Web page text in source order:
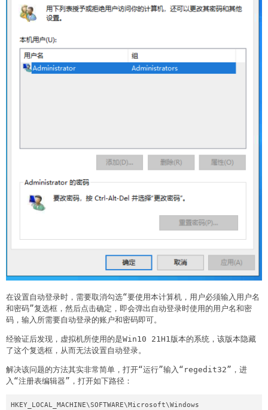
在设置自动登录时，需要取消勾选“要使用本计算机，用户必须输入用户名
和密码”复选框，然后点击确定，即会弹出自动登录时使用的用户名和密
码，输入所需要自动登录的账户和密码即可。
经验证后发现，虚拟机所使用的是Win10 21H1版本的系统，该版本隐藏
了这个复选框，从而无法设置自动登录。
解决该问题的方法其实非常简单，打开“运行”输入“regedit32”，进
入“注册表编辑器”，打开如下路径：
HKEY_LOCAL_MACHINE\SOFTWARE\Microsoft\Windows